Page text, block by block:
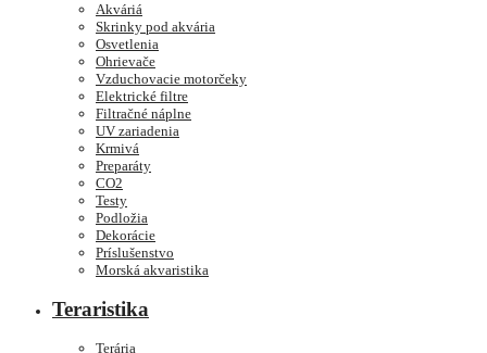
Akváriá
Skrinky pod akvária
Osvetlenia
Ohrievače
Vzduchovacie motorčeky
Elektrické filtre
Filtračné náplne
UV zariadenia
Krmivá
Preparáty
CO2
Testy
Podložia
Dekorácie
Príslušenstvo
Morská akvaristika
Teraristika
Terária